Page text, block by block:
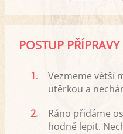
POSTUP PŘÍPRAVY
1.
Vezmeme větší
utěrkou a
2.
Ráno přidáme
hodně lepit.